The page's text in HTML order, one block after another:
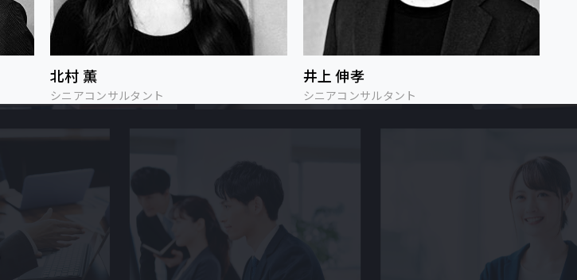
北村 薫
シニアコンサルタント
井上 伸孝
シニアコンサルタント